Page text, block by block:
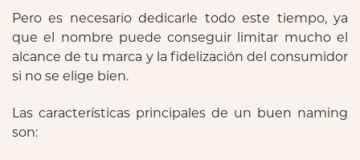
Pero es necesario dedicarle todo este tiempo, ya
que el nombre puede conseguir limitar mucho el
alcance de tu marca y la fidelización del consumidor
si no se elige bien.
Las características principales de un buen naming
son: